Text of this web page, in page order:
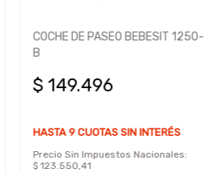
COCHE DE PASEO BEBESIT 1250-
B
$ 149.496
HASTA 9 CUOTAS SIN INTERÉS
Precio Sin Impuestos Nacionales:
$ 123.550,41